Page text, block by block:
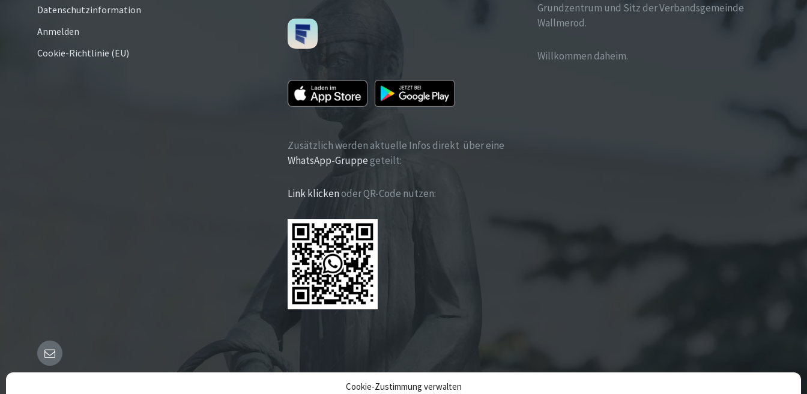
Cookie-Zustimmung verwalten
Datenschutzinformation
Anmelden
Cookie-Richtlinie (EU)
Zusätzlich werden aktuelle Infos direkt über eine
WhatsApp-Gruppe geteilt:
Link klickenoder QR-Code nutzen:
Grundzentrum und Sitz der Verbandsgemeinde
Wallmerod.
Willkommen daheim.
Email